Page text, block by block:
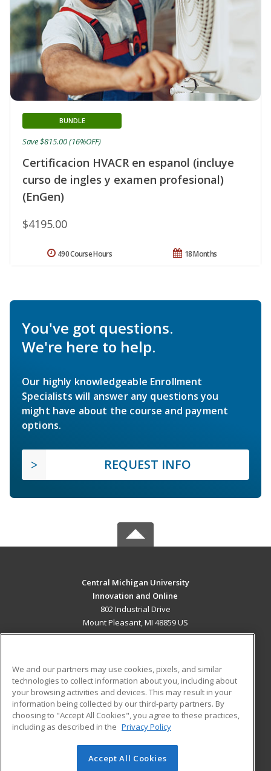
Certificacion HVACR en espanol (incluye
curso de ingles y examen profesional)
(EnGen)
BUNDLE
$4195.00
Save $815.00 (16%OFF)
18 Months
490 Course Hours
You've got questions.
We're here to help.
Our highly knowledgeable Enrollment
Specialists will answer any questions you
might have about the course and payment
options.
REQUEST INFO
Central Michigan University
Innovation and Online
802 Industrial Drive
Mount Pleasant, MI 48859 US
ADDITIONAL RESOURCES
Military
Financial Assistance
Help
Student Blog
© 2026 ed2go, a division of Cengage Learning. All rights
We and our partners may use cookies, pixels, and similar
technologies to collect information about you, including about
your browsing activities and devices. This may result in your
information being collected by our third-party partners. By
choosing to "Accept All Cookies", you agree to these practices,
including as described in the Privacy Policy
Accept All Cookies